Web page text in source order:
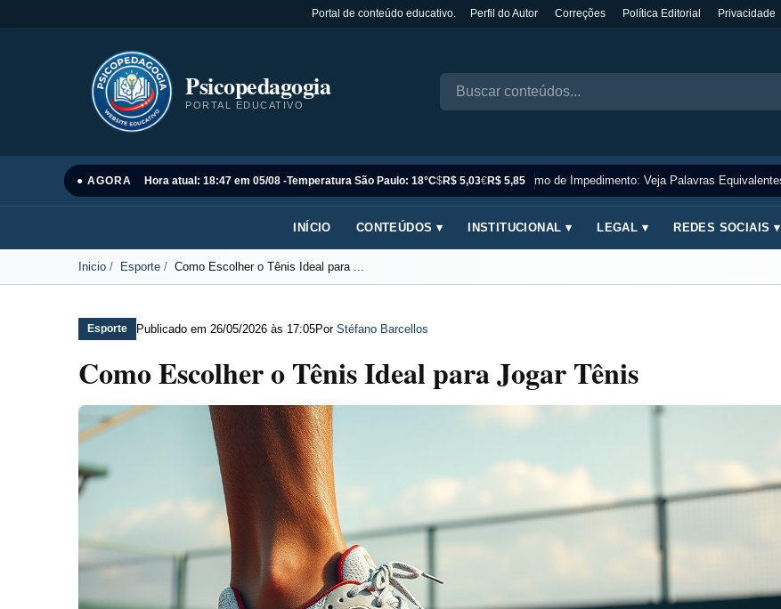
Portal de conteúdo educativo. Perfil do Autor Correções Política Editorial Privacidade
Psicopedagogia
PORTAL EDUCATIVO
● AGORA Hora atual: 18:47 em 05/08 -Temperatura São Paulo: 18°C$R$ 5,03€R$ 5,85
Sinônimo de Impedimento: Veja Palavras Equivalentes
INÍCIO CONTEÚDOS ▾ INSTITUCIONAL ▾ LEGAL ▾ REDES SOCIAIS ▾
Inicio Esporte Como Escolher o Tênis Ideal para ...
Esporte Publicado em 26/05/2026 às 17:05Por Stéfano Barcellos
Como Escolher o Tênis Ideal para Jogar Tênis